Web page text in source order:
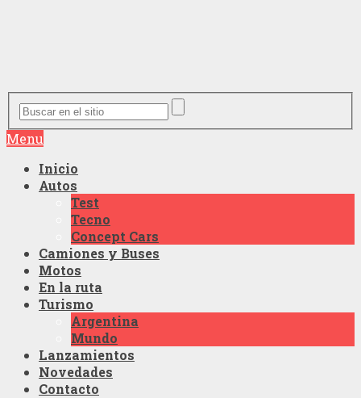
Menu
Inicio
Autos
Test
Tecno
Concept Cars
Camiones y Buses
Motos
En la ruta
Turismo
Argentina
Mundo
Lanzamientos
Novedades
Contacto